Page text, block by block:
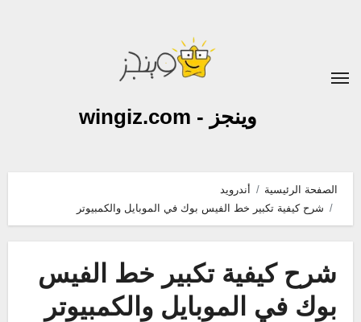
وينجز - wingiz.com
الصفحة الرئيسية
أندرويد
شرح كيفية تكبير خط الفيس بوك في الموبايل والكمبيوتر
شرح كيفية تكبير خط الفيس
بوك في الموبايل والكمبيوتر